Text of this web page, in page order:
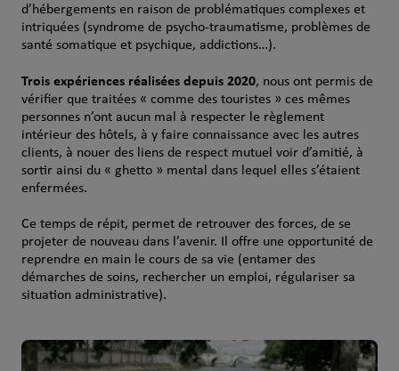
d’hébergements en raison de problématiques complexes et
intriquées (syndrome de psycho-traumatisme, problèmes de
santé somatique et psychique, addictions…).
Trois expériences réalisées depuis 2020, nous ont permis de
vérifier que traitées « comme des touristes » ces mêmes
personnes n’ont aucun mal à respecter le règlement
intérieur des hôtels, à y faire connaissance avec les autres
clients, à nouer des liens de respect mutuel voir d’amitié, à
sortir ainsi du « ghetto » mental dans lequel elles s’étaient
enfermées.
Ce temps de répit, permet de retrouver des forces, de se
projeter de nouveau dans l’avenir. Il offre une opportunité de
reprendre en main le cours de sa vie (entamer des
démarches de soins, rechercher un emploi, régulariser sa
situation administrative).